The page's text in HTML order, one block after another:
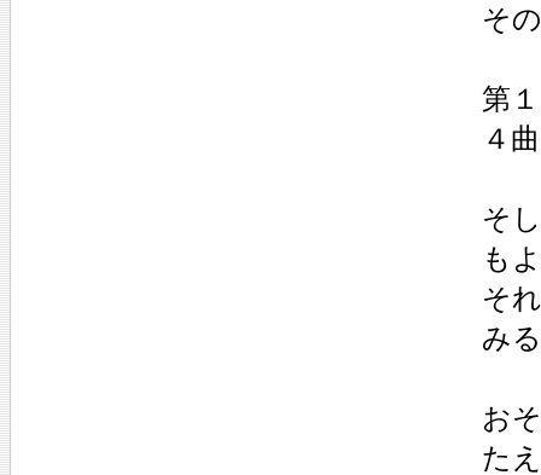
そ
第
４
そ
も
そ
み
お
た